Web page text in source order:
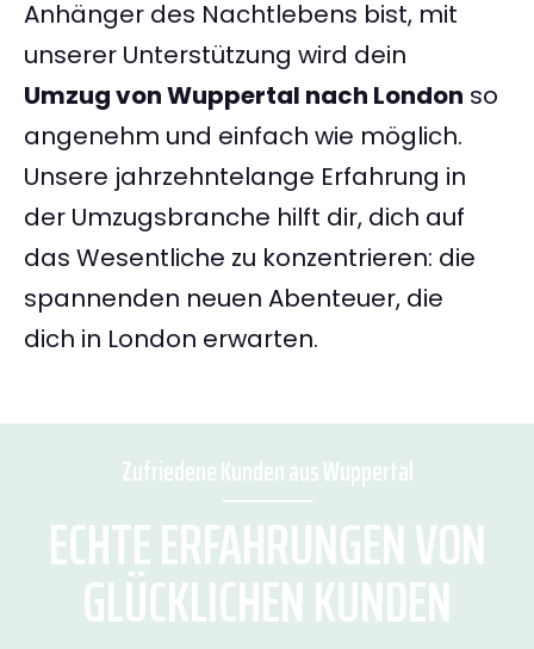
Anhänger des Nachtlebens bist, mit
unserer Unterstützung wird dein
Umzug von Wuppertal nach London so
angenehm und einfach wie möglich.
Unsere jahrzehntelange Erfahrung in
der Umzugsbranche hilft dir, dich auf
das Wesentliche zu konzentrieren: die
spannenden neuen Abenteuer, die
dich in London erwarten.
Zufriedene Kunden aus Wuppertal
ECHTE ERFAHRUNGEN VON
GLÜCKLICHEN KUNDEN